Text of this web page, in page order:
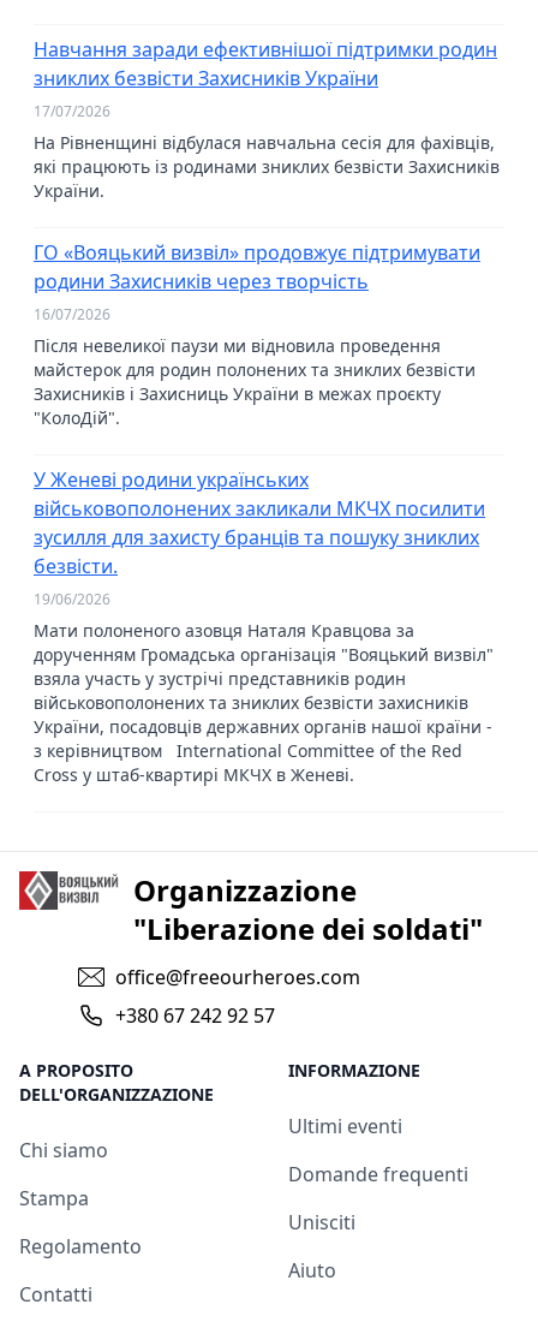
Навчання заради ефективнішої підтримки родин
зниклих безвісти Захисників України
17/07/2026
На Рівненщині відбулася навчальна сесія для фахівців,
які працюють із родинами зниклих безвісти Захисників
України.
ГО «Вояцький визвіл» продовжує підтримувати
родини Захисників через творчість
16/07/2026
Після невеликої паузи ми відновила проведення
майстерок для родин полонених та зниклих безвісти
Захисників і Захисниць України в межах проєкту
"КолоДій".
У Женеві родини українських
військовополонених закликали МКЧХ посилити
зусилля для захисту бранців та пошуку зниклих
безвісти.
19/06/2026
Мати полоненого азовця Наталя Кравцова за
дорученням Громадська організація "Вояцький визвіл"
взяла участь у зустрічі представників родин
військовополонених та зниклих безвісти захисників
України, посадовців державних органів нашої країни -
з керівництвом International Committee of the Red
Cross у штаб-квартирі МКЧХ в Женеві.
Organizzazione
"Liberazione dei soldati"
office@freeourheroes.com
+380 67 242 92 57
A PROPOSITO
DELL'ORGANIZZAZIONE
Chi siamo
Stampa
Regolamento
Contatti
INFORMAZIONE
Ultimi eventi
Domande frequenti
Unisciti
Aiuto